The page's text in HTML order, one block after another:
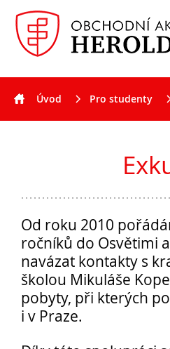
Aktuality
Úvod Pro studenty
Od roku 2010
ročníků do Osvětimi
navázat kontakty s
školou Mikuláše
pobyty, při kterých
i v Praze.